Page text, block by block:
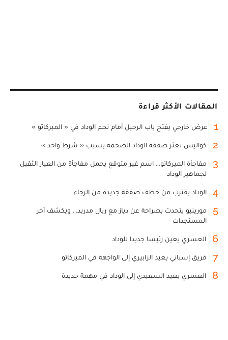
المقالات الأكثر قراءة
1 عرض خارجي يفتح باب الرحيل أمام نجم الوداد في « الميركاتو »
2 كواليس تعثر صفقة الوداد الضخمة بسبب « شرط واحد »
3
مفاجأة الميركاتو... اسم غير متوقع يحمل مفاجأة من العيار الثقيل
لجماهير الوداد
4 الوداد يقترب من خطف صفقة جديدة من الرجاء
5
مورينيو يتحدث بصراحة عن دياز مع ريال مدريد... ويكشف آخر
المستجدات
6 العسري يعين رئيسا جديدا للوداد
7 فريق إسباني يعيد الزابيري إلى الواجهة في الميركاتو
8 العسري يعيد السعيدي إلى الوداد في مهمة جديدة